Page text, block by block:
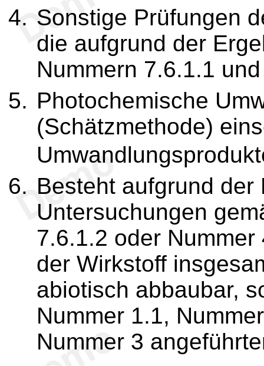
Sonstige Prüfungen
die aufgrund der
Nummern 7.6.1.1
Photochemische
(Schätzmethode)
Besteht aufgrund
Untersuchungen
7.6.1.2 oder
der Wirkstoff
abiotisch abbaubar,
Nummer 1.1,
Nummer 3